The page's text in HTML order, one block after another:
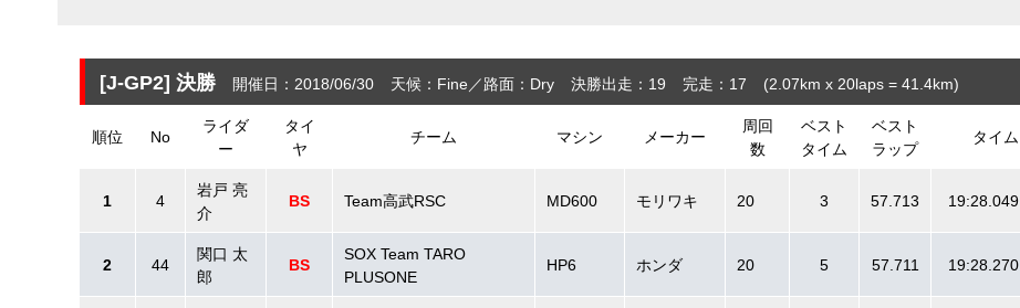
[J-GP2] 決勝 開催日：2018/06/30 天候：Fine 路面：Dry 決勝出走：19 完走：17 (2.07km x 20laps = 41.4km)
順位 No
ライダ
ー
タイ
ヤ
チーム マシン メーカー
周回
数
ベスト
タイム
ベスト
ラップ
タイム
1 4
岩戸 亮
介
BS Team高武RSC MD600 モリワキ 20 3 57.713 19:28.049
2 44
関口 太
郎
BS
SOX Team TARO
PLUSONE
HP6 ホンダ 20 5 57.711 19:28.270